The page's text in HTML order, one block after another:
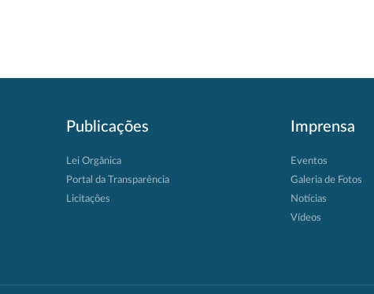
Publicações
Lei Orgânica
Portal da Transparência
Licitações
Imprensa
Eventos
Galeria de Fotos
Notícias
Vídeos